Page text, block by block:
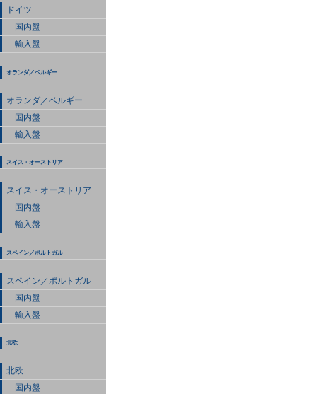
ドイツ
国内盤
輸入盤
オランダ／ベルギー
オランダ／ベルギー
国内盤
輸入盤
スイス・オーストリア
スイス・オーストリア
国内盤
輸入盤
スペイン／ポルトガル
スペイン／ポルトガル
国内盤
輸入盤
北欧
北欧
国内盤